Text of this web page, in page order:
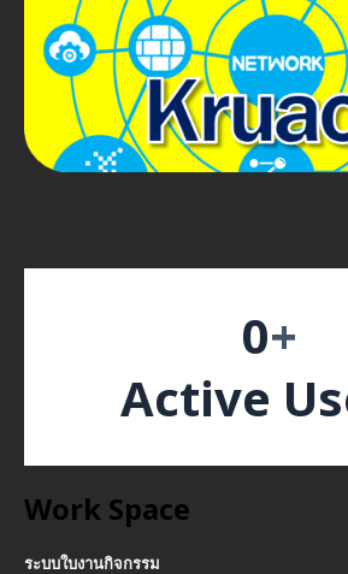
0+
Active
Work Space
ระบบใบงานกิจกรรม